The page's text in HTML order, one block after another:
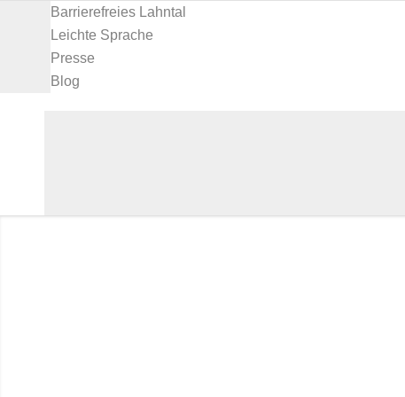
Barrierefreies Lahntal
Leichte Sprache
Presse
Blog